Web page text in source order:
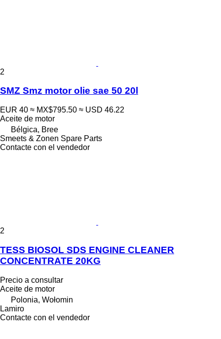
2
SMZ Smz motor olie sae 50 20l
EUR 40 ≈ MX$795.50 ≈ USD 46.22
Aceite de motor
Bélgica, Bree
Smeets & Zonen Spare Parts
Contacte con el vendedor
2
TESS BIOSOL SDS ENGINE CLEANER
CONCENTRATE 20KG
Precio a consultar
Aceite de motor
Polonia, Wołomin
Lamiro
Contacte con el vendedor